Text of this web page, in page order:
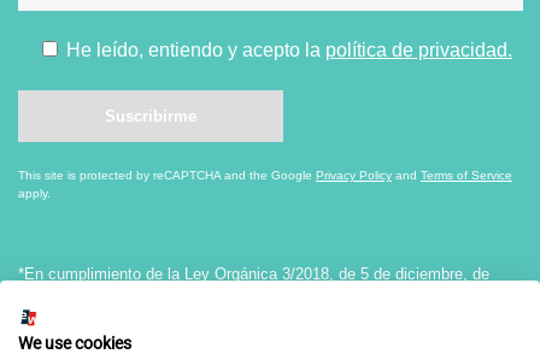
He leído, entiendo y acepto la política de privacidad.
This site is protected by reCAPTCHA and the Google Privacy Policy and Terms of Service
apply.
*En cumplimiento de la Ley Orgánica 3/2018, de 5 de diciembre, de
informamos que el Responsable del tratamiento de los datos recabados
We use cookies